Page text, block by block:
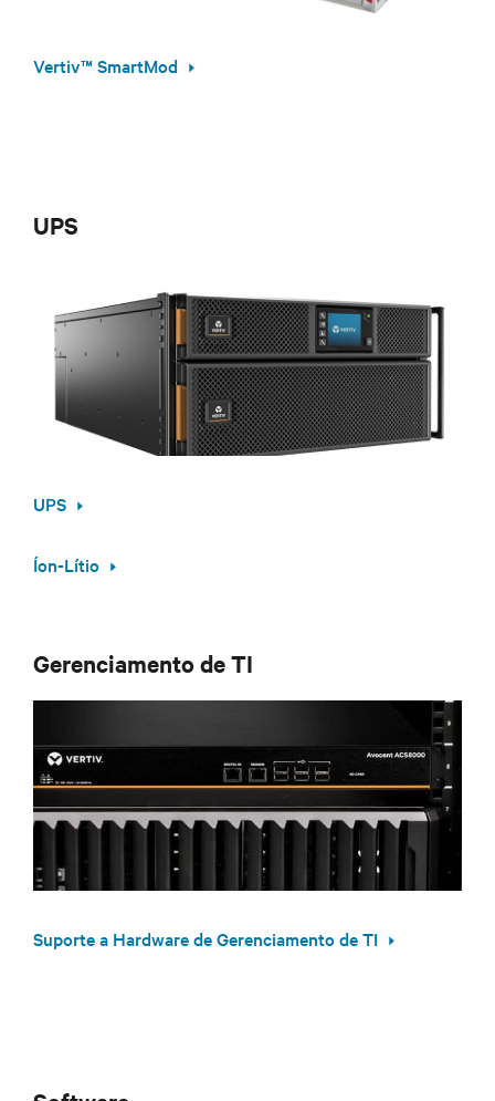
Vertiv™ SmartMod
UPS
UPS
Íon-Lítio
Gerenciamento de TI
Suporte a Hardware de Gerenciamento de TI